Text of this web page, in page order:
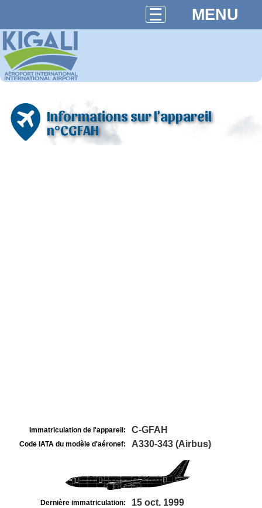
MENU
Informations sur l'appareil
n°CGFAH
Immatriculation de l'appareil: C-GFAH
Code IATA du modèle d'aéronef: A330-343 (Airbus)
Dernière immatriculation: 15 oct. 1999